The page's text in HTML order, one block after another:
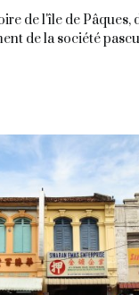
de l'île de Pâques,
de la société